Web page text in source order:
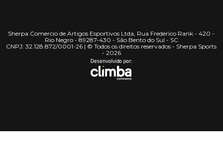
Sherpa Comercio de Artigos Esportivos Ltda, Rua Frederico Rank - 420 -
Rio Negro - 89287-430 - São Bento do Sul - SC
CNPJ: 32.128.872/0001-26 | © Todos os direitos reservados - Sherpa Sports
- 2026